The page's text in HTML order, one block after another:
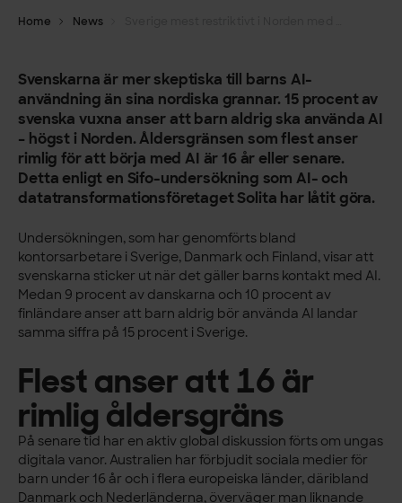
Home News
Svenskarna är mer skeptiska till barns AI-
användning än sina nordiska grannar. 15 procent av
svenska vuxna anser att barn aldrig ska använda AI
– högst i Norden. Åldersgränsen som flest anser
rimlig för att börja med AI är 16 år eller senare.
Detta enligt en Sifo-undersökning som AI- och
datatransformationsföretaget Solita har låtit göra.
Undersökningen, som har genomförts bland
kontorsarbetare i Sverige, Danmark och Finland, visar att
svenskarna sticker ut när det gäller barns kontakt med AI.
Medan 9 procent av danskarna och 10 procent av
finländare anser att barn aldrig bör använda AI landar
samma siffra på 15 procent i Sverige.
Flest anser att 16 är
rimlig åldersgräns
På senare tid har en aktiv global diskussion förts om ungas
digitala vanor. Australien har förbjudit sociala medier för
barn under 16 år och i flera europeiska länder, däribland
Danmark och Nederländerna, överväger man liknande